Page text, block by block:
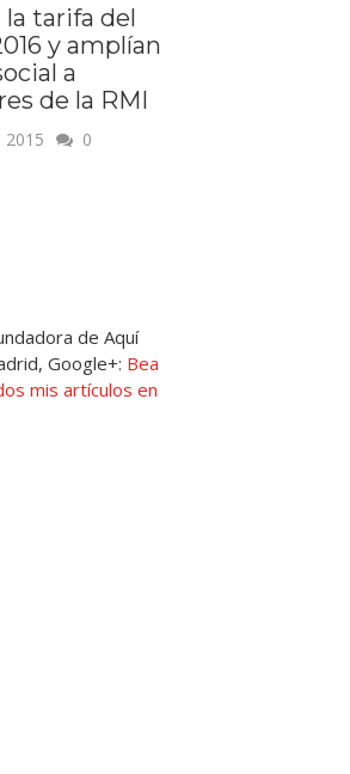
la tarifa del
y amplían
a
de la RMI
2015 0
de Aquí
Google+: Bea
mis artículos en